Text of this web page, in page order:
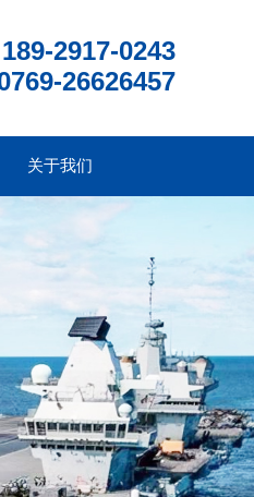
189-2917-0243
26626457
关于我们